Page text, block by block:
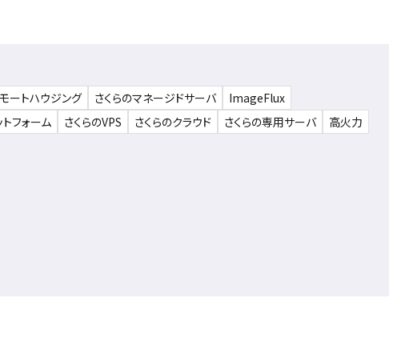
ートハウジング さくらのマネージドサーバ
ImageFlux
トフォーム さくらのVPS さくらのクラウド さくらの専用サーバ
高火力